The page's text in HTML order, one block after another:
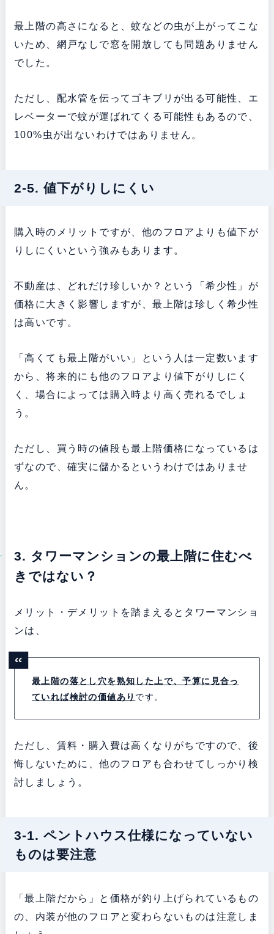
最上階の高さになると、蚊などの虫が上がってこな
いため、網戸なしで窓を開放しても問題ありません
でした。
ただし、配水管を伝ってゴキブリが出る可能性、エ
レベーターで蚊が運ばれてくる可能性もあるので、
100%虫が出ないわけではありません。
2-5. 値下がりしにくい
購入時のメリットですが、他のフロアよりも値下が
りしにくいという強みもあります。
不動産は、どれだけ珍しいか？という「希少性」が
価格に大きく影響しますが、最上階は珍しく希少性
は高いです。
「高くても最上階がいい」という人は一定数います
から、将来的にも他のフロアより値下がりしにく
く、場合によっては購入時より高く売れるでしょ
う。
ただし、買う時の値段も最上階価格になっているは
ずなので、確実に儲かるというわけではありませ
ん。
3. タワーマンションの最上階に住むべ
きではない？
メリット・デメリットを踏まえるとタワーマンショ
ンは、
最上階の落とし穴を熟知した上で、予算に見合っ
ていれば検討の価値あり です。
ただし、賃料・購入費は高くなりがちですので、後
悔しないために、他のフロアも合わせてしっかり検
討しましょう。
3-1. ペントハウス仕様になっていない
ものは要注意
「最上階だから」と価格が釣り上げられているもの
の、内装が他のフロアと変わらないものは注意しま